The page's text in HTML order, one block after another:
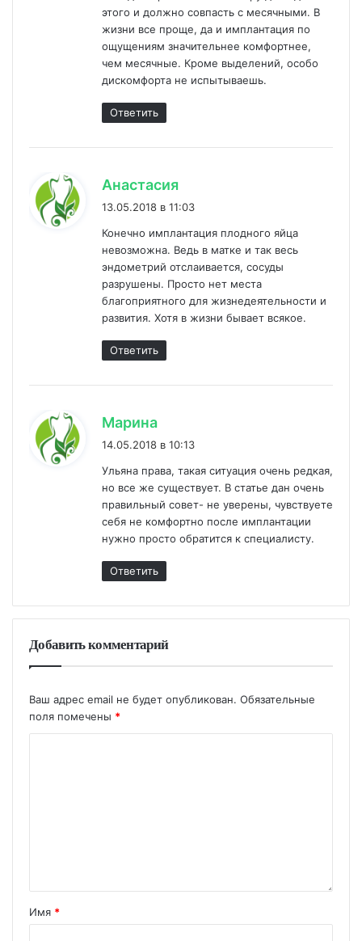
этого и должно совпасть с месячными. В
жизни все проще, да и имплантация по
ощущениям значительнее комфортнее,
чем месячные. Кроме выделений, особо
дискомфорта не испытываешь.
Ответить
Анастасия
13.05.2018 в 11:03
Конечно имплантация плодного яйца
невозможна. Ведь в матке и так весь
эндометрий отслаивается, сосуды
разрушены. Просто нет места
благоприятного для жизнедеятельности и
развития. Хотя в жизни бывает всякое.
Ответить
Марина
14.05.2018 в 10:13
Ульяна права, такая ситуация очень редкая,
но все же существует. В статье дан очень
правильный совет- не уверены, чувствуете
себя не комфортно после имплантации
нужно просто обратится к специалисту.
Ответить
Добавить комментарий
Ваш адрес email не будет опубликован. Обязательные
поля помечены *
Имя *